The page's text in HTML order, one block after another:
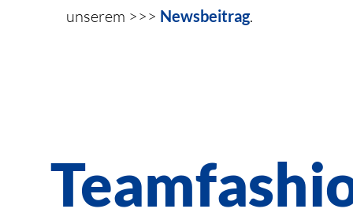
unserem >>> Newsbeitrag.